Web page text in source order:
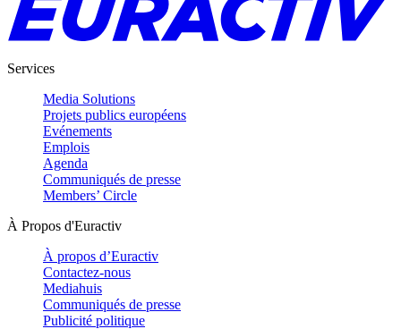
Services
Media Solutions
Projets publics européens
Evénements
Emplois
Agenda
Communiqués de presse
Members’ Circle
À Propos d'Euractiv
À propos d’Euractiv
Contactez-nous
Mediahuis
Communiqués de presse
Publicité politique